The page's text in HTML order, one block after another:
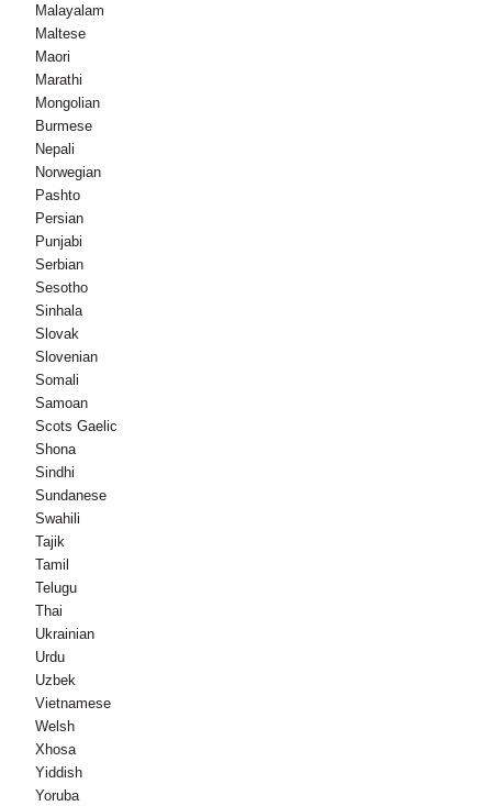
Malayalam
Maltese
Maori
Marathi
Mongolian
Burmese
Nepali
Norwegian
Pashto
Persian
Punjabi
Serbian
Sesotho
Sinhala
Slovak
Slovenian
Somali
Samoan
Scots Gaelic
Shona
Sindhi
Sundanese
Swahili
Tajik
Tamil
Telugu
Thai
Ukrainian
Urdu
Uzbek
Vietnamese
Welsh
Xhosa
Yiddish
Yoruba